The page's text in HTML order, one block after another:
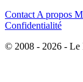
Contact A propos
Confidentialité
© 2008 - 2026 - Le